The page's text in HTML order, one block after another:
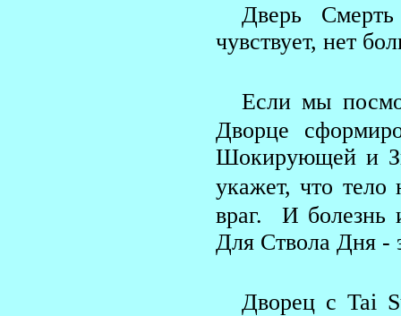
Дверь
чувствует, нет
Если мы
Дворце
Шокирующей и
укажет, что тело
враг. И болезнь
Для Ствола Дня -
Дворец с Tai